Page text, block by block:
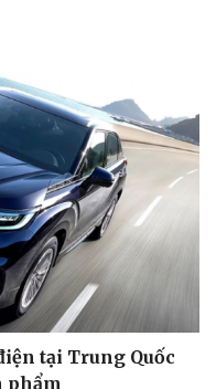
tại Trung Quốc
phẩm